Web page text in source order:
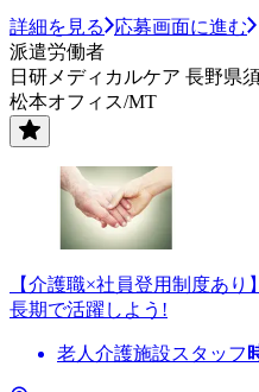
詳細を見る
応募画面に進む
派遣労働者
日研メディカルケア 長野県
松本オフィス/MT
【介護職×社員登用制度あ
長期で活躍しよう!
老人介護施設スタッフ